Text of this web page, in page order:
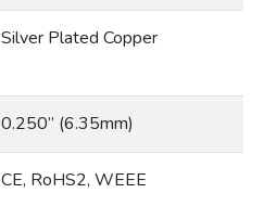
Silver Plated Copper
0.250” (6.35mm)
CE, RoHS2, WEEE